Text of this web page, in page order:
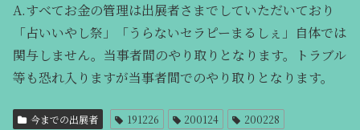
A.すべてお金の管理は出展者さまでしていただいており
「占いいやし祭」「うらないセラピーまるしぇ」自体では
関与しません。当事者間のやり取りとなります。トラブル
等も恐れ入りますが当事者間でのやり取りとなります。
今までの出展者 191226 200124 200228